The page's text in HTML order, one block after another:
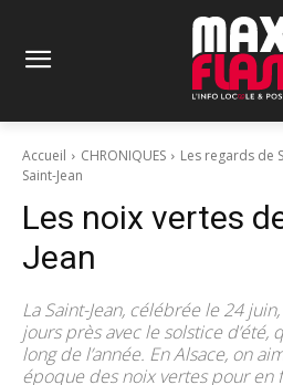
Accueil CHRONIQUES Les regards de
Saint-Jean
Les noix vertes
Jean
La Saint-Jean, célébrée le 24
jours près avec le solstice d’été,
long de l’année. En Alsace, on
époque des noix vertes pour en